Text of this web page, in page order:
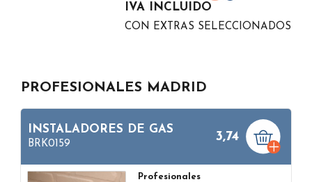
IVA INCLUIDO
CON EXTRAS SELECCIONADOS
PROFESIONALES MADRID
INSTALADORES DE GAS
BRK0159
3,74
Profesionales